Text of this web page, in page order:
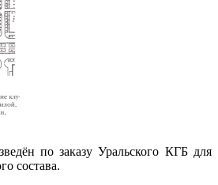
по заказу Уральского КГБ для
состава.